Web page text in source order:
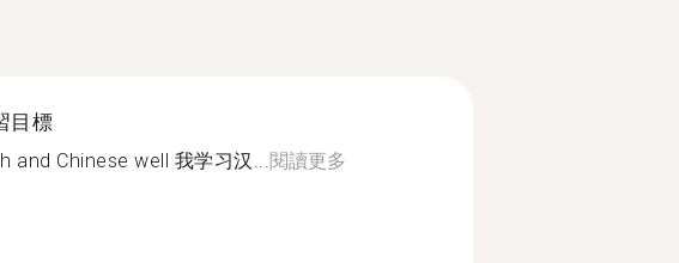
目標
and Chinese well 我学习汉... 閱讀更多